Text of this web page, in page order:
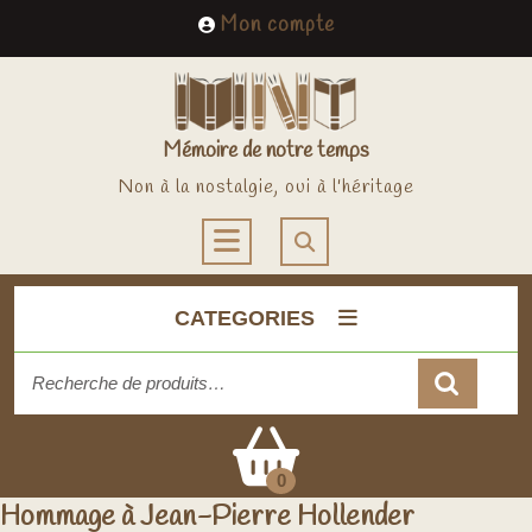
Mon compteMy
Account
Mémoire de notre temps
Non à la nostalgie, oui à l'héritage
Open
Button
CATEGORIES
pour :
0
Hommage à Jean-Pierre Hollender